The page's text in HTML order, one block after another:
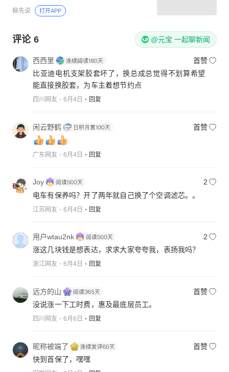
柳先说 打开APP
评论 6 @元宝 一起聊新闻
西西里
首赞
比亚迪电机支架胶套坏了，换总成总觉得不划算希望
能直接换胶套，为车主着想节约点
四川网友 6月4日 回复
闲云野鹤 首赞
广东网友 6月4日 回复
Joy
2
电车有保养吗？开了两年就自己换了个空调滤芯。。
江苏网友 6月4日 回复
用户wtau2nk
2
涨这几块钱是想表达，求求大家夸夸我，表扬我吗？
浙江网友 6月4日 回复
远方的山
首赞
没说涨一下工时费，惠及最底层员工。
四川网友 6月6日 回复
昵称被端了
首赞
快到首保了，嘿嘿